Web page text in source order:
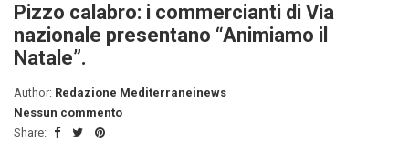
Pizzo calabro: i commercianti di Via
nazionale presentano “Animiamo il
Natale”.
Author: Redazione Mediterraneinews
Nessun commento
Share: